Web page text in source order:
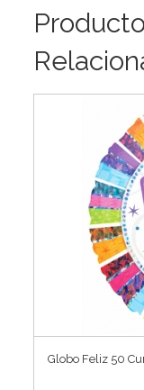
Globo Feliz 50